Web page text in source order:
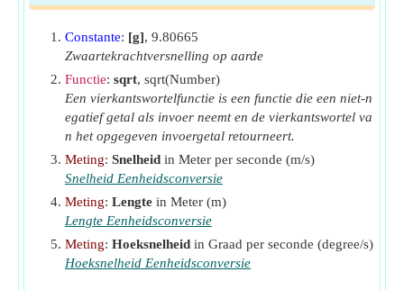
Constante: [g], 9.80665
Zwaartekrachtversnelling op aarde
Functie: sqrt, sqrt(Number)
Een vierkantswortelfunctie is een functie die een niet-n
egatief getal als invoer neemt en de vierkantswortel va
n het opgegeven invoergetal retourneert.
Meting: Snelheid in Meter per seconde (m/s)
Snelheid Eenheidsconversie
Meting: Lengte in Meter (m)
Lengte Eenheidsconversie
Meting: Hoeksnelheid in Graad per seconde (degree/s)
Hoeksnelheid Eenheidsconversie